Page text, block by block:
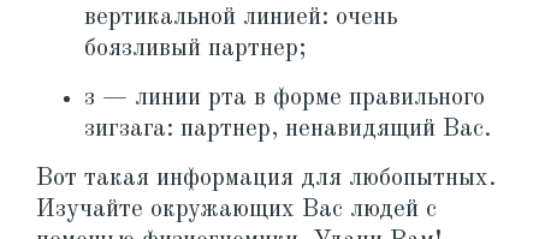
вертикальной линией: очень
боязливый партнер;
з — линии рта в форме правильного
зигзага: партнер, ненавидящий Вас.
Вот такая информация для любопытных.
Изучайте окружающих Вас людей с